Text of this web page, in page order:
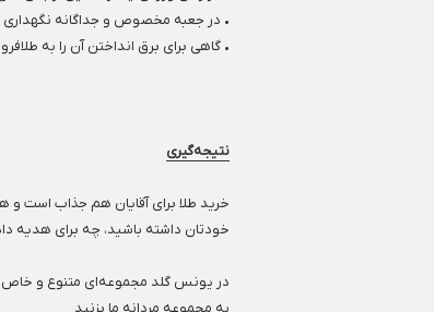
• در جعبه مخصوص و جداگانه نگهداری
• گاهی برای برق انداختن آن را به
نتیجه‌گیری
خرید طلا برای آقایان هم جذاب است و
خودتان داشته باشید، چه برای هدیه
در یونس گلد مجموعه‌ای متنوع و خاص
به مجموعه مردانه ما بزنید